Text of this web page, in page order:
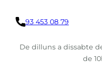
93 453 08 79
De dilluns a dissabte
de